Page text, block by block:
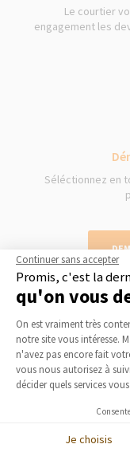
Le courtier
engagement les
Séléctionnez en
Nos
Continuer sans accepter
Promis, c'est la
qu'on vous
Plateforme
On est vraiment très
notre site vous intéresse.
n'avez pas encore fait
vous nous autorisez à
décider quels services
Je choisis